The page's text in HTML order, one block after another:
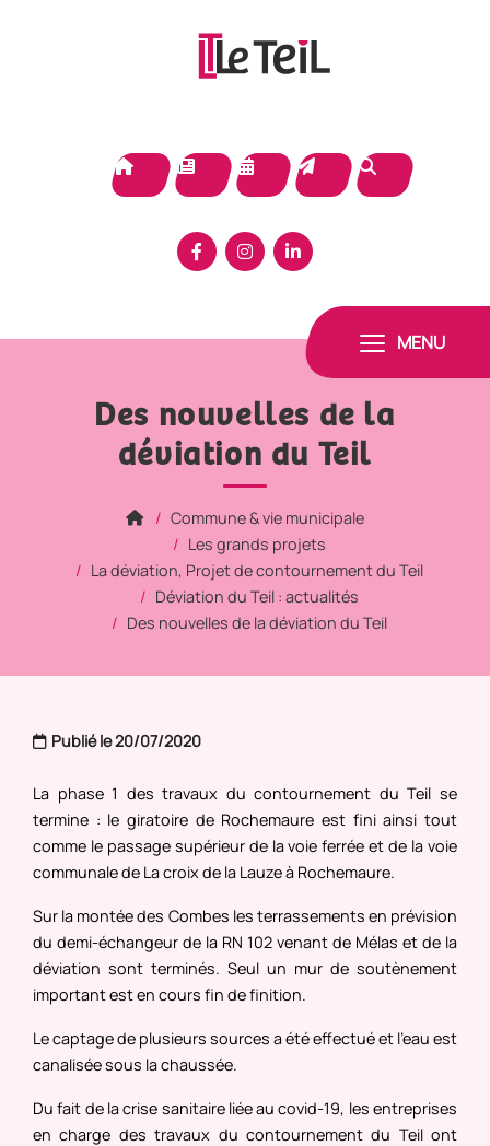
MENU
Des nouvelles de la
déviation du Teil
Commune & vie municipale
Les grands projets
La déviation, Projet de contournement du Teil
Déviation du Teil : actualités
Des nouvelles de la déviation du Teil
Publié le 20/07/2020
La phase 1 des travaux du contournement du Teil se
termine : le giratoire de Rochemaure est fini ainsi tout
comme le passage supérieur de la voie ferrée et de la voie
communale de La croix de la Lauze à Rochemaure.
Sur la montée des Combes les terrassements en prévision
du demi-échangeur de la RN 102 venant de Mélas et de la
déviation sont terminés. Seul un mur de soutènement
important est en cours fin de finition.
Le captage de plusieurs sources a été effectué et l'eau est
canalisée sous la chaussée.
Du fait de la crise sanitaire liée au covid-19, les entreprises
en charge des travaux du contournement du Teil ont